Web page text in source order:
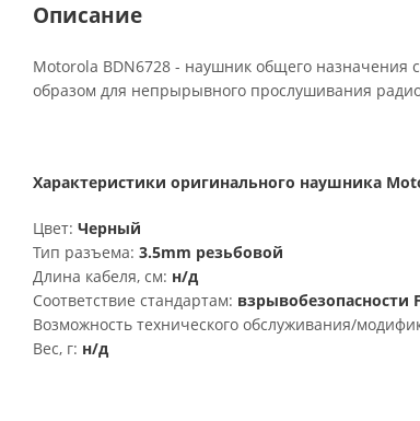
Описание
Motorola BDN6728 - наушник общего назначения
образом для непрырывного прослушивания
Характеристики оригинального наушника
Цвет: Черный
Тип разъема: 3.5mm резьбовой
Длина кабеля, см: н/д
Соответствие стандартам: взрывобезопасности
Возможность технического обслуживания/
Вес, г: н/д